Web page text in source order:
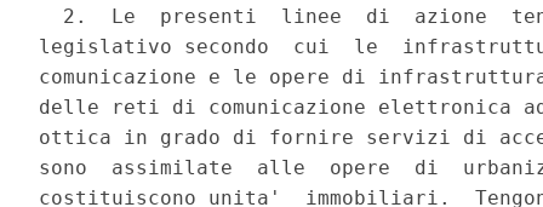
2.  Le  presenti  linee  di  azione
legislativo secondo  cui  le
comunicazione e le opere di
delle reti di comunicazione
ottica in grado di fornire servizi di
sono  assimilate  alle  opere  di
costituiscono unita'  immobiliari.